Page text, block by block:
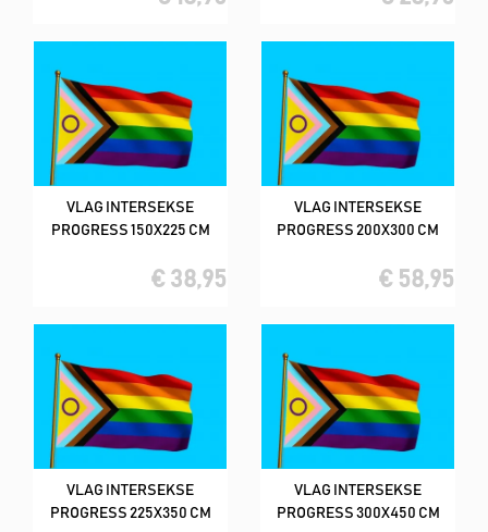
VLAG INTERSEKSE
PROGRESS 150X225 CM
€ 38,95
VLAG INTERSEKSE
PROGRESS 200X300 CM
€ 58,95
VLAG INTERSEKSE
PROGRESS 225X350 CM
VLAG INTERSEKSE
PROGRESS 300X450 CM